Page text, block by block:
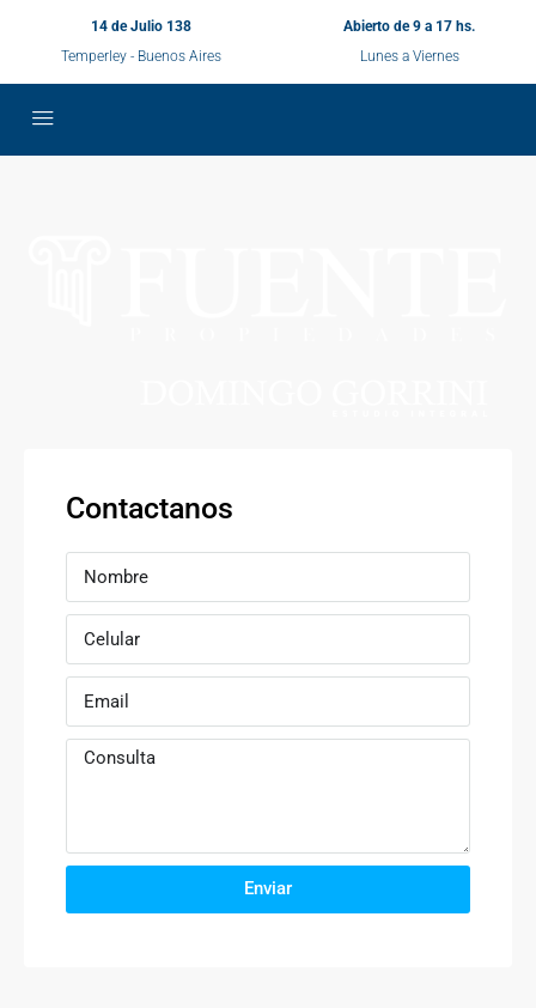
14 de Julio 138
Temperley - Buenos Aires
Abierto de 9 a 17 hs.
Lunes a Viernes
Contactanos
Enviar